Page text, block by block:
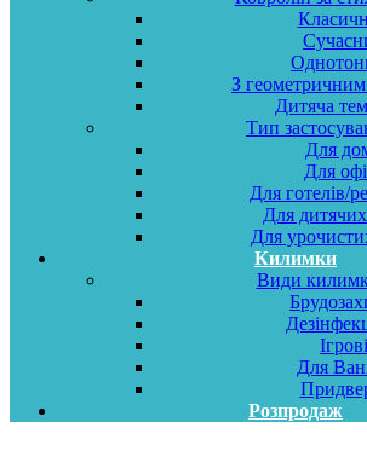
З
Дитяча
Тип
Для
Для
Для готелів/
Для
Для
Килимки
Види
Ігрові
Для
Розпродаж